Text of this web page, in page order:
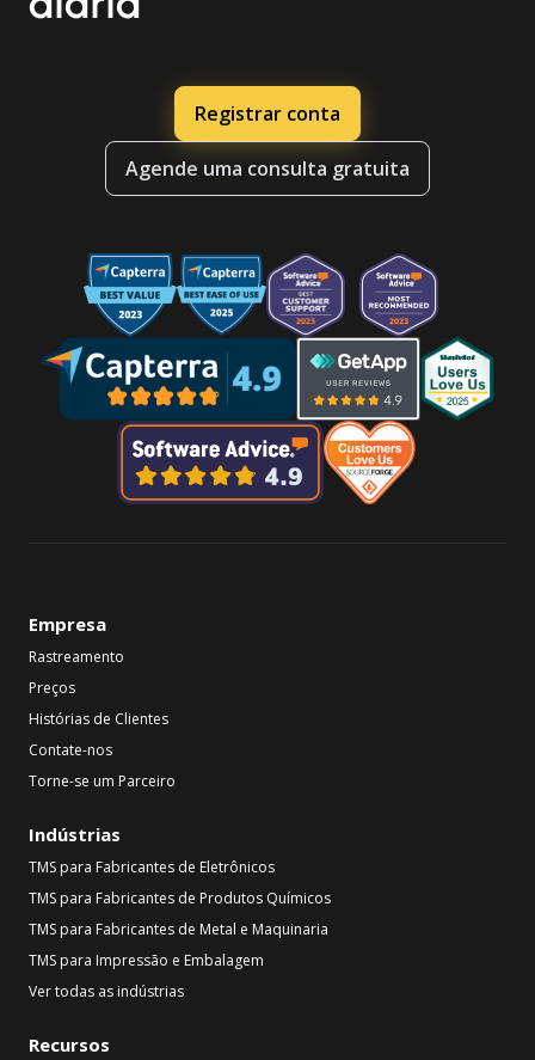
Registrar conta
Agende uma consulta gratuita
Empresa
Rastreamento
Preços
Histórias de Clientes
Contate-nos
Torne-se um Parceiro
Indústrias
TMS para Fabricantes de Eletrônicos
TMS para Fabricantes de Produtos Químicos
TMS para Fabricantes de Metal e Maquinaria
TMS para Impressão e Embalagem
Ver todas as indústrias
Recursos